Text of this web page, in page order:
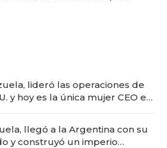
lideró las operaciones de
y hoy es la única mujer CEO en
llegó a la Argentina con su
y construyó un imperio